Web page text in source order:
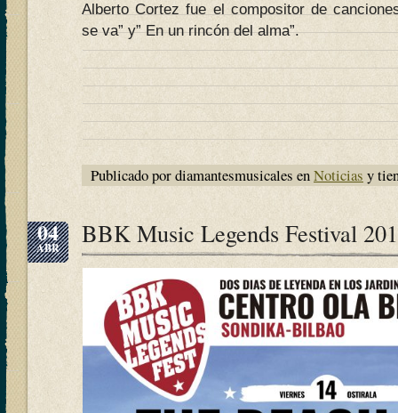
Alberto Cortez fue el compositor de
se va” y” En un rincón del alma”.
Publicado por diamantesmusicales enNoticias y
04
ABR BBK Music Legends Festival